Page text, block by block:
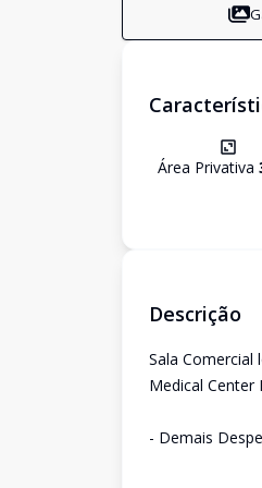
Área Privativa
Descrição
Sala Comercial
Medical Center
- Demais